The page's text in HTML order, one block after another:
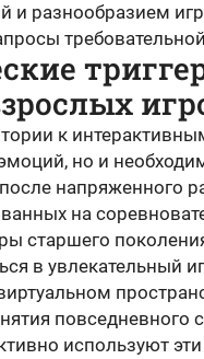
и разнообразием
к
но и
напряженного
на
старшего
в увлекательный
повседневного
используют